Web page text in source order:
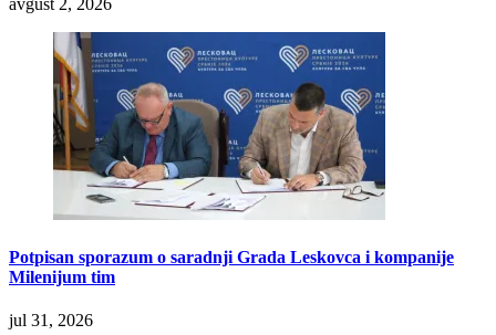
Potpisan sporazum o saradnji Grada Leskovca i kompanije
Milenijum tim
jul 31, 2026